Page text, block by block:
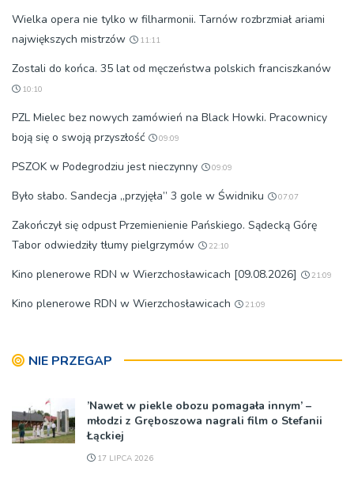
Wielka opera nie tylko w filharmonii. Tarnów rozbrzmiał ariami
największych mistrzów
11:11
Zostali do końca. 35 lat od męczeństwa polskich franciszkanów
10:10
PZL Mielec bez nowych zamówień na Black Howki. Pracownicy
boją się o swoją przyszłość
09:09
PSZOK w Podegrodziu jest nieczynny 09:09
Było słabo. Sandecja „przyjęła” 3 gole w Świdniku 07:07
Zakończył się odpust Przemienienie Pańskiego. Sądecką Górę
Tabor odwiedziły tłumy pielgrzymów
22:10
Kino plenerowe RDN w Wierzchosławicach [09.08.2026] 21:09
Kino plenerowe RDN w Wierzchosławicach 21:09
NIE PRZEGAP
’Nawet w piekle obozu pomagała innym’ –
młodzi z Gręboszowa nagrali film o Stefanii
Łąckiej
17 LIPCA 2026